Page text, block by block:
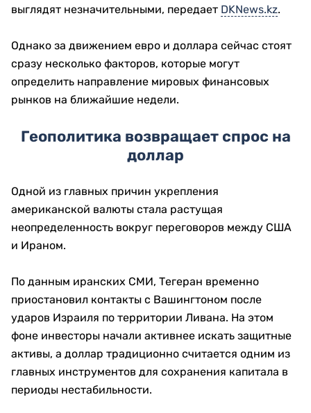
выглядят незначительными, передает DKNews.kz.
Однако за движением евро и доллара сейчас стоят
сразу несколько факторов, которые могут
определить направление мировых финансовых
рынков на ближайшие недели.
Геополитика возвращает спрос на
доллар
Одной из главных причин укрепления
американской валюты стала растущая
неопределенность вокруг переговоров между США
и Ираном.
По данным иранских СМИ, Тегеран временно
приостановил контакты с Вашингтоном после
ударов Израиля по территории Ливана. На этом
фоне инвесторы начали активнее искать защитные
активы, а доллар традиционно считается одним из
главных инструментов для сохранения капитала в
периоды нестабильности.